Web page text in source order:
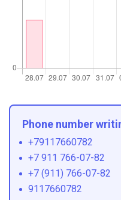
Phone number
+79117660782
+7 911 766-07-82
+7 (911) 766-07-82
9117660782